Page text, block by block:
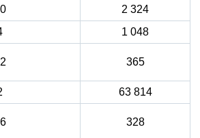
2 324
1 048
365
63 814
328